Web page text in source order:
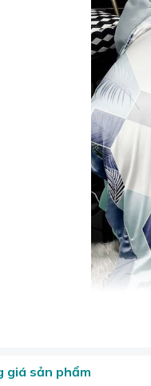
lạnh tự nhiên và
giá sản phẩm